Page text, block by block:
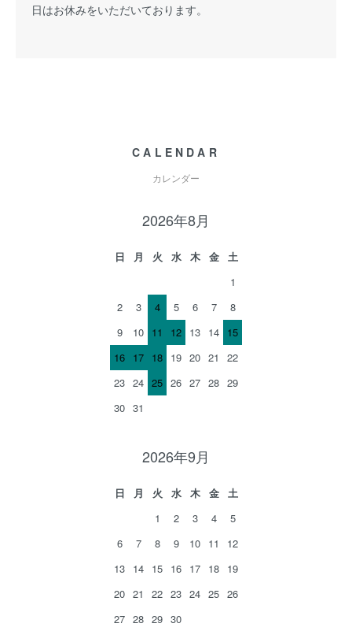
日はお休みをいただいております。
CALENDAR
カレンダー
2026年8月
日 月 火 水 木 金
土
1
2
3 4 5 6 7
8
9
10 11 12 13 14 15
16 17 18 19 20 21
22
23 24 25 26 27 28 29
30 31
2026年9月
日 月 火 水 木 金
土
1
2 3 4
5
6
7 8 9 10 11
12
13 14 15 16 17 18 19
20 21 22 23 24 25 26
27 28 29 30